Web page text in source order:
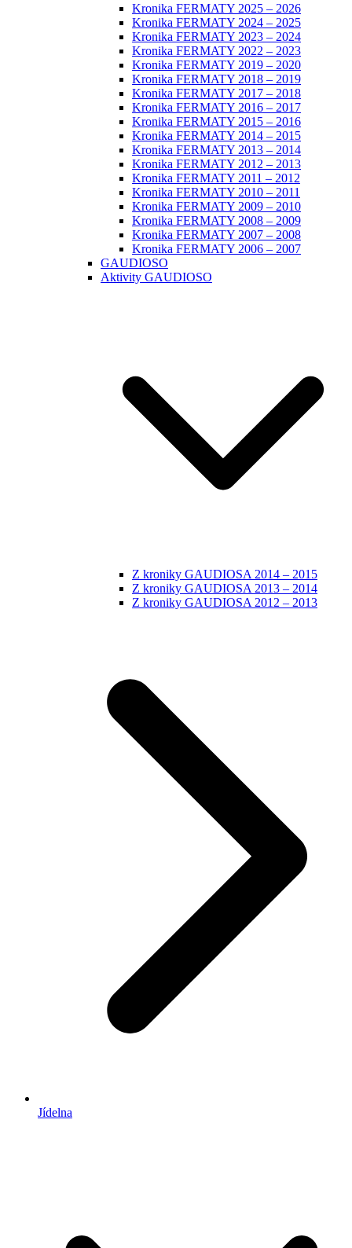
Kronika FERMATY 2025 – 2026
Kronika FERMATY 2024 – 2025
Kronika FERMATY 2023 – 2024
Kronika FERMATY 2022 – 2023
Kronika FERMATY 2019 – 2020
Kronika FERMATY 2018 – 2019
Kronika FERMATY 2017 – 2018
Kronika FERMATY 2016 – 2017
Kronika FERMATY 2015 – 2016
Kronika FERMATY 2014 – 2015
Kronika FERMATY 2013 – 2014
Kronika FERMATY 2012 – 2013
Kronika FERMATY 2011 – 2012
Kronika FERMATY 2010 – 2011
Kronika FERMATY 2009 – 2010
Kronika FERMATY 2008 – 2009
Kronika FERMATY 2007 – 2008
Kronika FERMATY 2006 – 2007
GAUDIOSO
Aktivity GAUDIOSO
Z kroniky GAUDIOSA 2014 – 2015
Z kroniky GAUDIOSA 2013 – 2014
Z kroniky GAUDIOSA 2012 – 2013
Jídelna